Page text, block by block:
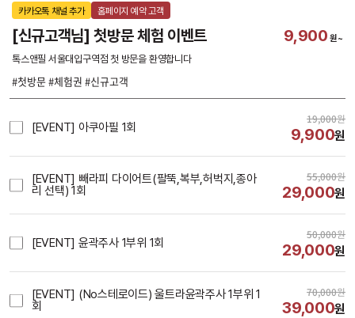
카카오톡 채널 추가 홈페이지 예약 고객
[신규고객님] 첫방문 체험 이벤트 9,900 원~
톡스앤필 서울대입구역점 첫 방문을 환영합니다
#첫방문 #체험권 #신규고객
[EVENT] 아쿠아필 1회
19,000원
9,900원
[EVENT] 빼라피 다이어트(팔뚝,복부,허벅지,종아
리 선택) 1회
55,000원
29,000원
[EVENT] 윤곽주사 1부위 1회
50,000원
29,000원
[EVENT] (No스테로이드) 울트라윤곽주사 1부위 1
회
70,000원
39,000원